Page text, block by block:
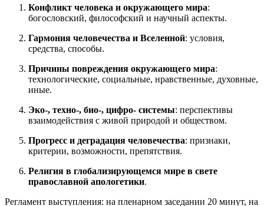
Конфликт человека и окружающего мира:
богословский, философский и научный аспекты.
Гармония человечества и Вселенной: условия,
средства, способы.
Причины повреждения окружающего мира:
технологические, социальные, нравственные, духовные,
иные.
Эко-, техно-, био-, цифро- системы: перспективы
взаимодействия с живой природой и обществом.
Прогресс и деградация человечества: признаки,
критерии, возможности, препятствия.
Религия в глобализирующемся мире в свете
православной апологетики.
Регламент выступления: на пленарном заседании 20 минут, на